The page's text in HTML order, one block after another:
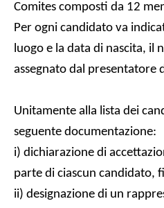
Comites composti da 12
Per ogni candidato va
luogo e la data di nascita, il
assegnato dal presentatore
Unitamente alla lista dei
seguente documentazione:
i) dichiarazione di
parte di ciascun candidato,
ii) designazione di un